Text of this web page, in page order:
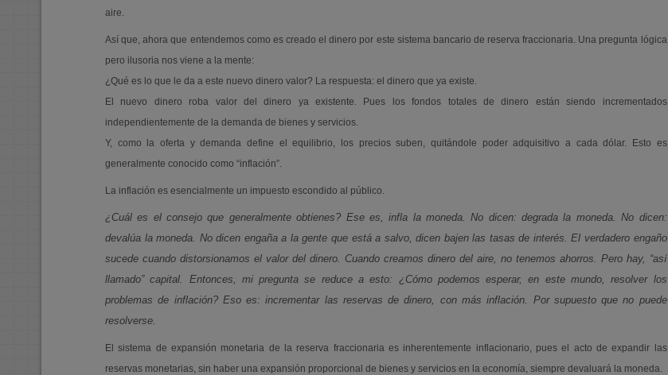
aire.
Así que, ahora que entendemos como es creado el dinero por este sistema bancario de reserva fraccionaria. Una pregunta lógica
pero ilusoria nos viene a la mente:
¿Qué es lo que le da a este nuevo dinero valor? La respuesta: el dinero que ya existe.
El nuevo dinero roba valor del dinero ya existente. Pues los fondos totales de dinero están siendo incrementados
independientemente de la demanda de bienes y servicios.
Y, como la oferta y demanda define el equilibrio, los precios suben, quitándole poder adquisitivo a cada dólar. Esto es
generalmente conocido como “inflación”.
La inflación es esencialmente un impuesto escondido al público.
¿Cuál es el consejo que generalmente obtienes? Ese es, infla la moneda. No dicen: degrada la moneda. No dicen:
devalúa la moneda. No dicen engaña a la gente que está a salvo, dicen bajen las tasas de interés. El verdadero engaño
sucede cuando distorsionamos el valor del dinero. Cuando creamos dinero del aire, no tenemos ahorros. Pero hay, “así
llamado” capital. Entonces, mi pregunta se reduce a esto: ¿Cómo podemos esperar, en este mundo, resolver los
problemas de inflación? Eso es: incrementar las reservas de dinero, con más inflación. Por supuesto que no puede
resolverse.
El sistema de expansión monetaria de la reserva fraccionaria es inherentemente inflacionario, pues el acto de expandir las
reservas monetarias, sin haber una expansión proporcional de bienes y servicios en la economía, siempre devaluará la moneda.